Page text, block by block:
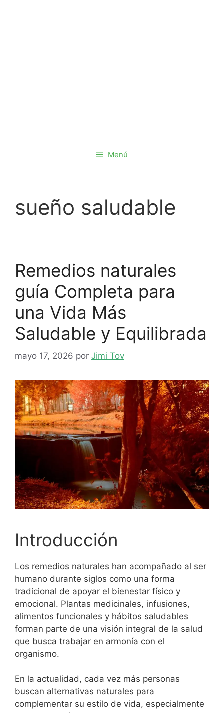
Menú
sueño saludable
Remedios naturales
guía Completa para
una Vida Más
Saludable y Equilibrada
mayo 17, 2026 por Jimi Tov
Introducción
Los remedios naturales han acompañado al ser
humano durante siglos como una forma
tradicional de apoyar el bienestar físico y
emocional. Plantas medicinales, infusiones,
alimentos funcionales y hábitos saludables
forman parte de una visión integral de la salud
que busca trabajar en armonía con el
organismo.
En la actualidad, cada vez más personas
buscan alternativas naturales para
complementar su estilo de vida, especialmente